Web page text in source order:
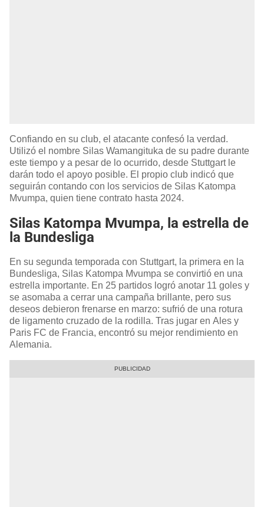
Confiando en su club, el atacante confesó la verdad.
Utilizó el nombre Silas Wamangituka de su padre durante
este tiempo y a pesar de lo ocurrido, desde Stuttgart le
darán todo el apoyo posible. El propio club indicó que
seguirán contando con los servicios de Silas Katompa
Mvumpa, quien tiene contrato hasta 2024.
Silas Katompa Mvumpa, la estrella de
la Bundesliga
En su segunda temporada con Stuttgart, la primera en la
Bundesliga, Silas Katompa Mvumpa se convirtió en una
estrella importante. En 25 partidos logró anotar 11 goles y
se asomaba a cerrar una campaña brillante, pero sus
deseos debieron frenarse en marzo: sufrió de una rotura
de ligamento cruzado de la rodilla. Tras jugar en Ales y
Paris FC de Francia, encontró su mejor rendimiento en
Alemania.